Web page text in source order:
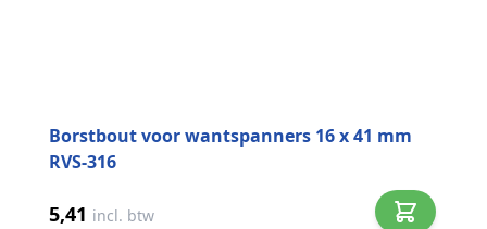
Borstbout voor wantspanners 16 x 41 mm
RVS-316
5,41 incl. btw